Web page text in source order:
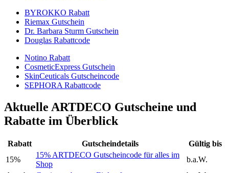
BYROKKO Rabatt
Riemax Gutschein
Dr. Barbara Sturm Gutschein
Douglas Rabattcode
Notino Rabatt
CosmeticExpress Gutschein
SkinCeuticals Gutscheincode
SEPHORA Rabattcode
Aktuelle ARTDECO Gutscheine und
Rabatte im Überblick
Rabatt Gutscheindetails
Gültig bis
15%
15% ARTDECO Gutscheincode für alles im
Shop
b.a.W.